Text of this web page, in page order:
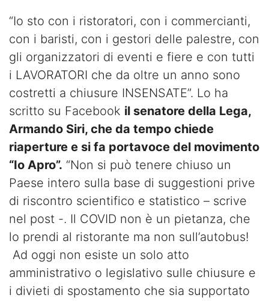
“Io sto con i ristoratori, con i commercianti,
con i baristi, con i gestori delle palestre, con
gli organizzatori di eventi e fiere e con tutti
i LAVORATORI che da oltre un anno sono
costretti a chiusure INSENSATE”. Lo ha
scritto su Facebook il senatore della Lega,
Armando Siri, che da tempo chiede
riaperture e si fa portavoce del movimento
“Io Apro”. “Non si può tenere chiuso un
Paese intero sulla base di suggestioni prive
di riscontro scientifico e statistico – scrive
nel post -. Il COVID non è un pietanza, che
lo prendi al ristorante ma non sull’autobus!
Ad oggi non esiste un solo atto
amministrativo o legislativo sulle chiusure e
i divieti di spostamento che sia supportato